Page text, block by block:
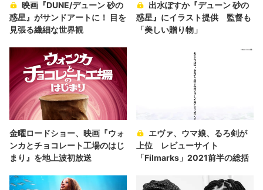
映画『DUNE/デューン 砂の
惑星』がサンドアートに！ 目を
見張る繊細な世界観
出水ぽすか『デューン 砂の
惑星』にイラスト提供 監督も
「美しい贈り物」
金曜ロードショー、映画『ウォ
ンカとチョコレート工場のはじ
まり』を地上波初放送
エヴァ、ウマ娘、るろ剣が
上位 レビューサイト
「Filmarks」2021前半の総括